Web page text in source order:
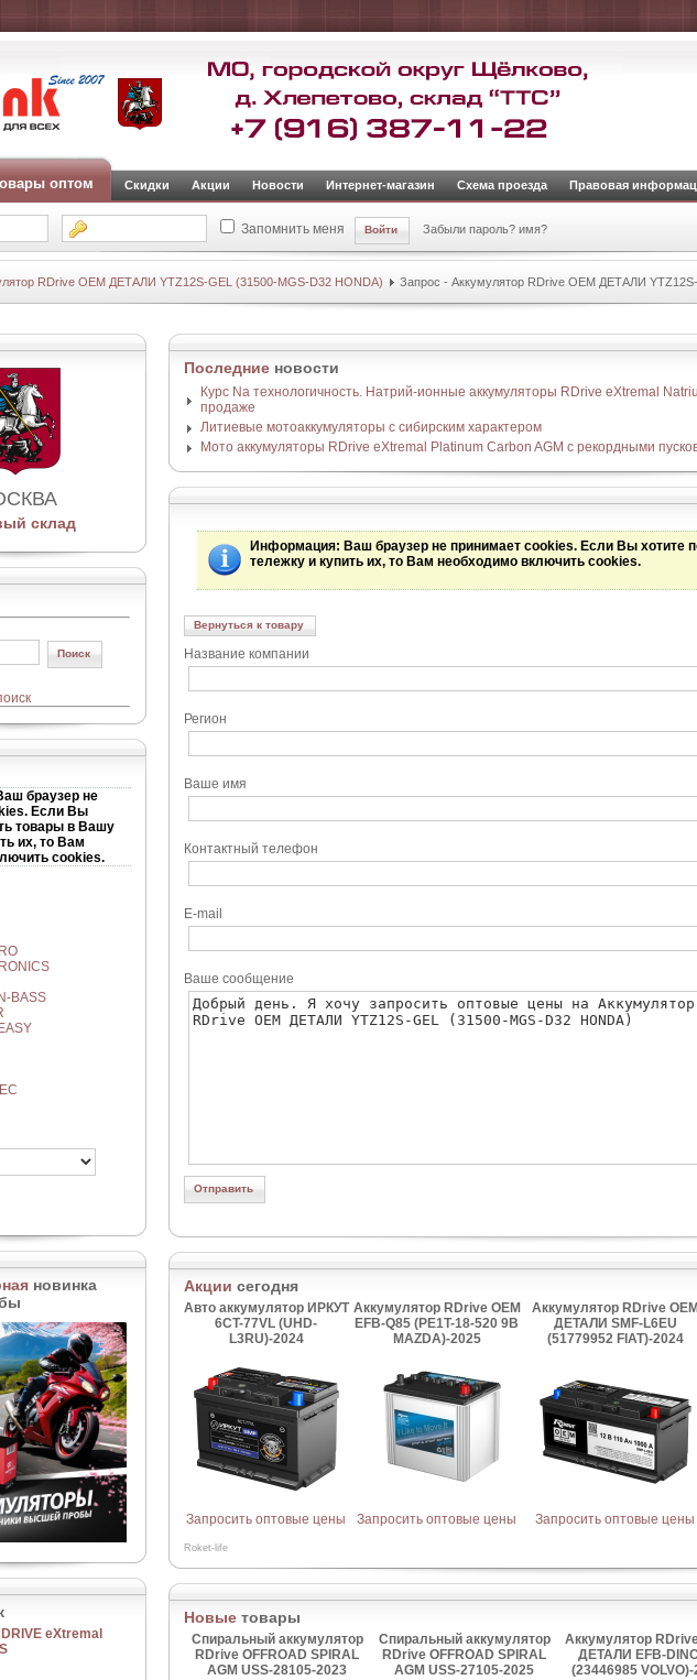
оптом Скидки Акции Новости Интернет-магазин Схема проезда Правовая
Запомнить меня Забыли пароль? имя?
RDrive OEM ДЕТАЛИ YTZ12S-GEL (31500-MGS-D32 HONDA) Запрос - Аккумулятор RDrive OEM ДЕТАЛИ
склад
браузер не
Если Вы
товары в Вашу
их, то Вам
cookies.
BASS
новинка
eXtremal
Последние новости
Курс Na технологичность. Натрий-ионные аккумуляторы RDrive eXtremal
продаже
Литиевые мотоаккумуляторы с сибирским характером
Мото аккумуляторы RDrive eXtremal Platinum Carbon AGM с рекордными
Информация: Ваш браузер не принимает cookies. Если Вы хотите
тележку и купить их, то Вам необходимо включить cookies.
Вернуться к товару
Название компании
Регион
Ваше имя
Контактный телефон
E-mail
Ваше сообщение
Акции сегодня
Авто аккумулятор ИРКУТ
6CT-77VL (UHD-
L3RU)-2024
Запросить оптовые цены
Аккумулятор RDrive OEM
EFB-Q85 (PE1T-18-520 9B
MAZDA)-2025
Запросить оптовые цены
Аккумулятор RDrive OEM
ДЕТАЛИ SMF-L6EU
(51779952 FIAT)-2024
Запросить оптовые цены
Roket-life
Новые товары
Спиральный аккумулятор
RDrive OFFROAD SPIRAL
AGM USS-28105-2023
Спиральный аккумулятор
RDrive OFFROAD SPIRAL
AGM USS-27105-2025
Аккумулятор
ДЕТАЛИ EFB-
(23446985